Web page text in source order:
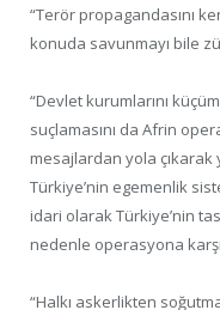
“Terör propagandasını
konuda savunmayı bile
“Devlet kurumlarını
suçlamasını da Afrin
mesajlardan yola çıkarak
Türkiye’nin egemenlik
idari olarak Türkiye’nin
nedenle operasyona karşı
“Halkı askerlikten